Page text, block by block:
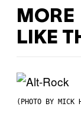
MORE
LIKE
(PHOTO BY MICK